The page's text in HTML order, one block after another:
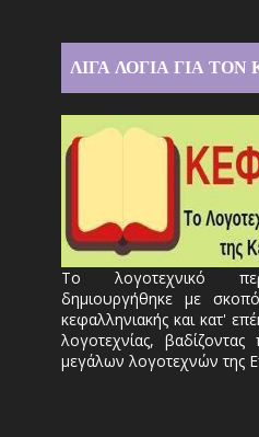
ΛΙΓΑ ΛΟΓΙΑ ΓΙΑ
Το λογοτεχνικό
δημιουργήθηκε με
κεφαλληνιακής και κατ'
λογοτεχνίας,
μεγάλων λογοτεχνών της